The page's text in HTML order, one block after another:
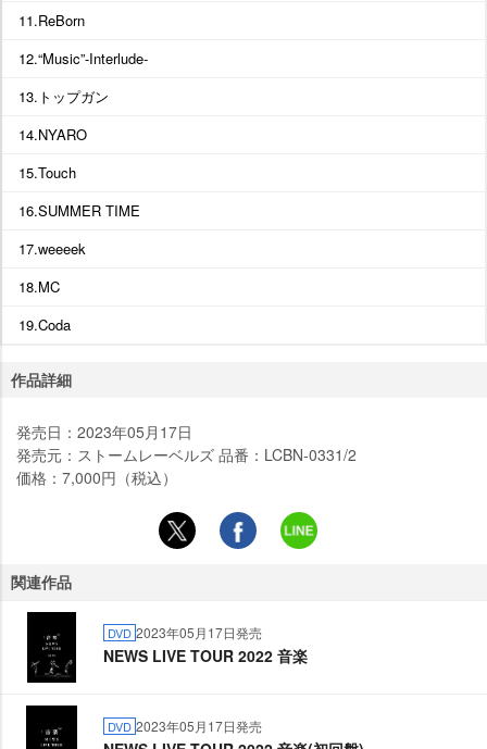
11.ReBorn
12.“Music”-Interlude-
13.トップガン
14.NYARO
15.Touch
16.SUMMER TIME
17.weeeek
18.MC
19.Coda
作品詳細
発売日：2023年05月17日
発売元：ストームレーベルズ 品番：LCBN-0331/2
価格：7,000円（税込）
関連作品
DVD 2023年05月17日発売
NEWS LIVE TOUR 2022 音楽
DVD 2023年05月17日発売